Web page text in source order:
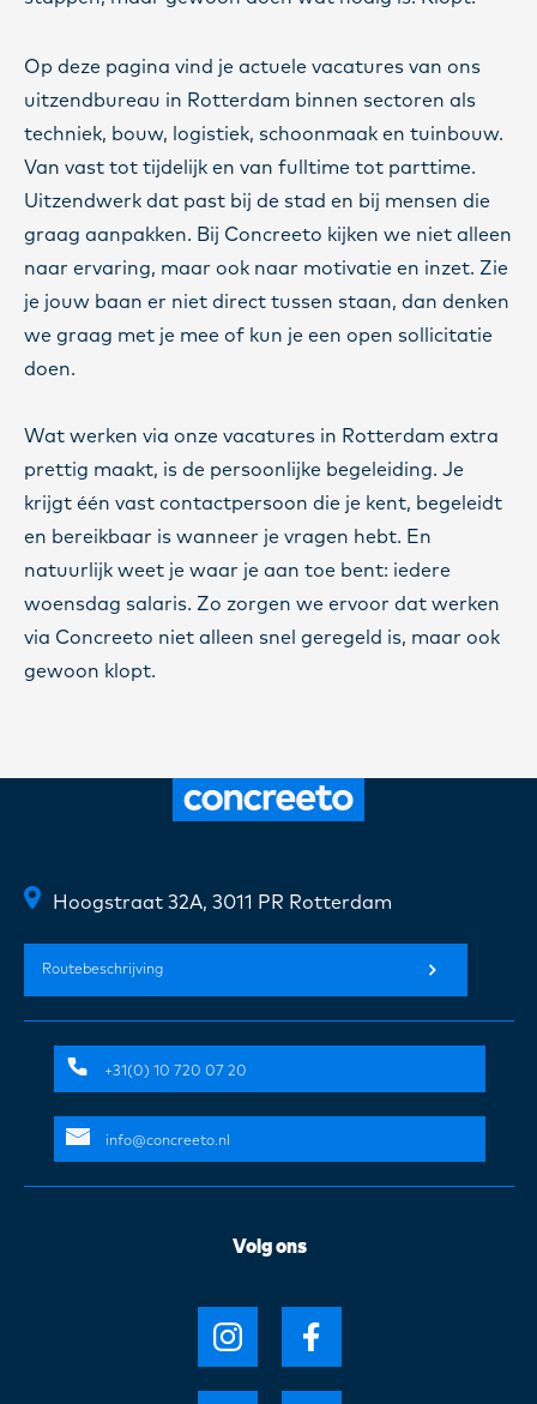
Op deze pagina vind je actuele vacatures van ons
uitzendbureau in Rotterdam binnen sectoren als
techniek, bouw, logistiek, schoonmaak en tuinbouw.
Van vast tot tijdelijk en van fulltime tot parttime.
Uitzendwerk dat past bij de stad en bij mensen die
graag aanpakken. Bij Concreeto kijken we niet alleen
naar ervaring, maar ook naar motivatie en inzet. Zie
je jouw baan er niet direct tussen staan, dan denken
we graag met je mee of kun je een open sollicitatie
doen.
Wat werken via onze vacatures in Rotterdam extra
prettig maakt, is de persoonlijke begeleiding. Je
krijgt één vast contactpersoon die je kent, begeleidt
en bereikbaar is wanneer je vragen hebt. En
natuurlijk weet je waar je aan toe bent: iedere
woensdag salaris. Zo zorgen we ervoor dat werken
via Concreeto niet alleen snel geregeld is, maar ook
gewoon klopt.
Hoogstraat 32A, 3011 PR Rotterdam
Routebeschrijving
+31(0) 10 720 07 20
info@concreeto.nl
Volg ons